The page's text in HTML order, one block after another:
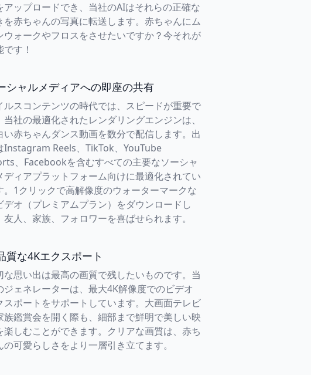
アップロードでき、当社のAIはそれらの正確な
を赤ちゃんの写真に転送します。赤ちゃんにム
ウォークやフロスをさせたいですか？今それが
です！
シャルメディアへの即座の共有
ルスコンテンツの時代では、スピードが重要で
当社の最適化されたレンダリングエンジンは、
い赤ちゃんダンス動画を数分で配信します。出
Instagram Reels、TikTok、YouTube
、Facebookを含むすべての主要なソーシャ
ディアプラットフォーム向けに最適化されてい
。1クリックで高解像度のウォーターマークな
デオ（プレミアムプラン）をダウンロードし
友人、家族、フォロワーを喜ばせられます。
質な4Kエクスポート
な思い出は最高の画質で残したいものです。当
ジェネレーターは、最大4K解像度でのビデオ
スポートをサポートしています。大画面テレビ
族鑑賞会を開く際も、細部まで鮮明で美しい映
楽しむことができます。クリアな画質は、赤ち
の可愛らしさをより一層引き立てます。